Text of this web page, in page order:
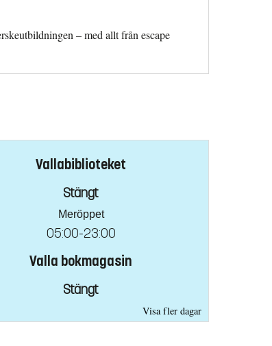
– med allt från escape
Vallabiblioteket
Stängt
Meröppet
05:00-23:00
Visa fler dagar
Valla bokmagasin
Stängt